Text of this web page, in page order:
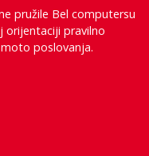
pružile Bel computersu
orijentaciji pravilno
poslovanja.